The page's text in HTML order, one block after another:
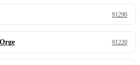
91290
91220